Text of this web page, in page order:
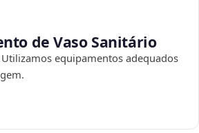
de Vaso Sanitário
equipamentos adequados